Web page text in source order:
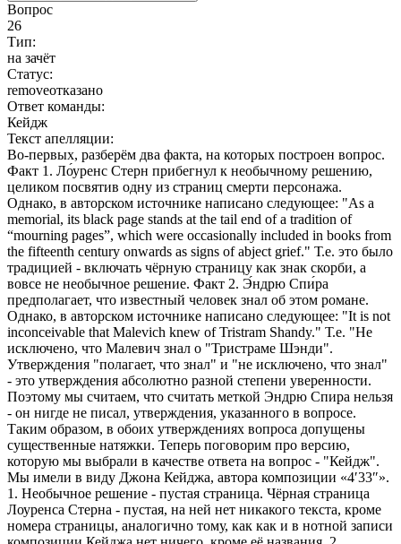
Вопрос
26
Тип:
на зачёт
Статус:
removeотказано
Ответ команды:
Кейдж
Текст апелляции:
Во-первых, разберём два факта, на которых построен вопрос.
Факт 1. Ло́уренс Стерн прибегнул к необычному решению,
целиком посвятив одну из страниц смерти персонажа.
Однако, в авторском источнике написано следующее: "As a
memorial, its black page stands at the tail end of a tradition of
“mourning pages”, which were occasionally included in books from
the fifteenth century onwards as signs of abject grief." Т.е. это было
традицией - включать чёрную страницу как знак скорби, а
вовсе не необычное решение. Факт 2. Э́ндрю Спи́ра
предполагает, что известный человек знал об этом романе.
Однако, в авторском источнике написано следующее: "It is not
inconceivable that Malevich knew of Tristram Shandy." Т.е. "Не
исключено, что Малевич знал о "Тристраме Шэнди".
Утверждения "полагает, что знал" и "не исключено, что знал"
- это утверждения абсолютно разной степени уверенности.
Поэтому мы считаем, что считать меткой Эндрю Спира нельзя
- он нигде не писал, утверждения, указанного в вопросе.
Таким образом, в обоих утверждениях вопроса допущены
существенные натяжки. Теперь поговорим про версию,
которую мы выбрали в качестве ответа на вопрос - "Кейдж".
Мы имели в виду Джона Кейджа, автора композиции «4′33″».
1. Необычное решение - пустая страница. Чёрная страница
Лоуренса Стерна - пустая, на ней нет никакого текста, кроме
номера страницы, аналогично тому, как как и в нотной записи